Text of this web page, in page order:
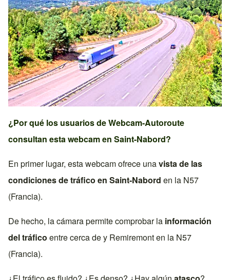
¿Por qué los usuarios de Webcam-Autoroute
consultan esta webcam en Saint-Nabord?
En primer lugar, esta webcam ofrece unavista de las
condiciones de tráfico en Saint-Nabord en la N57
(Francia).
De hecho, la cámara permite comprobar la información
del tráfico entre cerca de y Remiremonten la N57
(Francia).